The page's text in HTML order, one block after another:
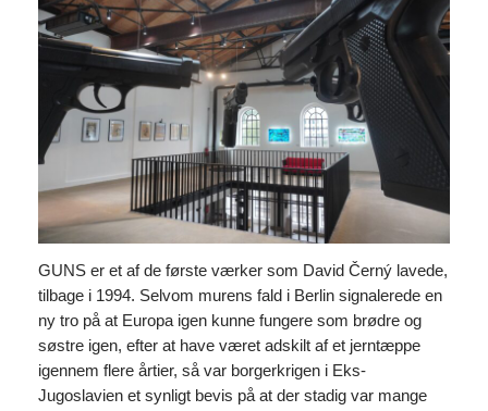
GUNS er et af de første værker som David Černý lavede,
tilbage i 1994. Selvom murens fald i Berlin signalerede en
ny tro på at Europa igen kunne fungere som brødre og
søstre igen, efter at have været adskilt af et jerntæppe
igennem flere årtier, så var borgerkrigen i Eks-
Jugoslavien et synligt bevis på at der stadig var mange